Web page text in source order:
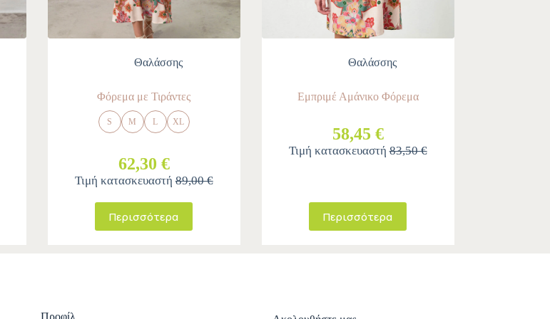
Θαλάσσης
Φόρεμα με Τιράντες
S M L XL
62,30 €
Τιμή κατασκευαστή89,00 €
Περισσότερα
Θαλάσσης
Εμπριμέ Αμάνικο Φόρεμα
58,45 €
Τιμή κατασκευαστή83,50 €
Περισσότερα